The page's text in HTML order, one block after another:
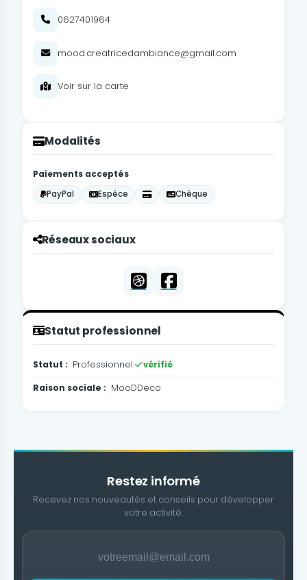
0627401964
mood.creatricedambiance@gmail.com
Voir sur la carte
Modalités
Paiements acceptés
PayPal
Espèce Chèque
Réseaux sociaux
Statut professionnel
Statut : Professionnel vérifié
Raison sociale : MooDDeco
Restez informé
Recevez nos nouveautés et conseils pour développer
votre activité.